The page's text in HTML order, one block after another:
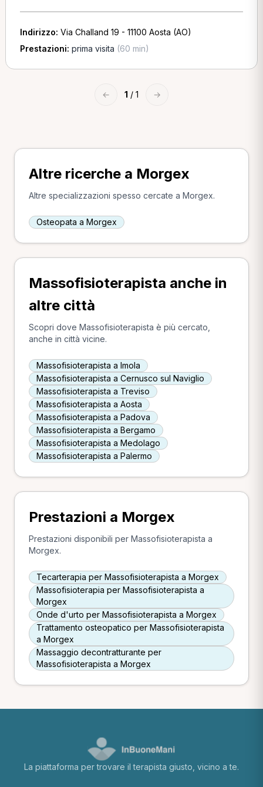
Indirizzo: Via Challand 19 - 11100 Aosta (AO)
Prestazioni: prima visita (60 min)
← 1 / 1 →
Altre ricerche a Morgex
Altre specializzazioni spesso cercate a Morgex.
Osteopata a Morgex
Massofisioterapista anche in
altre città
Scopri dove Massofisioterapista è più cercato,
anche in città vicine.
Massofisioterapista a Imola
Massofisioterapista a Cernusco sul Naviglio
Massofisioterapista a Treviso
Massofisioterapista a Aosta
Massofisioterapista a Padova
Massofisioterapista a Bergamo
Massofisioterapista a Medolago
Massofisioterapista a Palermo
Prestazioni a Morgex
Prestazioni disponibili per Massofisioterapista a
Morgex.
Tecarterapia per Massofisioterapista a Morgex
Massofisioterapia per Massofisioterapista a
Morgex
Onde d'urto per Massofisioterapista a Morgex
Trattamento osteopatico per Massofisioterapista
a Morgex
Massaggio decontratturante per
Massofisioterapista a Morgex
La piattaforma per trovare il terapista giusto, vicino a te.